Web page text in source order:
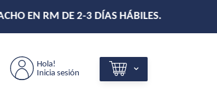
Hola!
Inicia sesión